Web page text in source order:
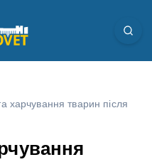
харчування тварин після